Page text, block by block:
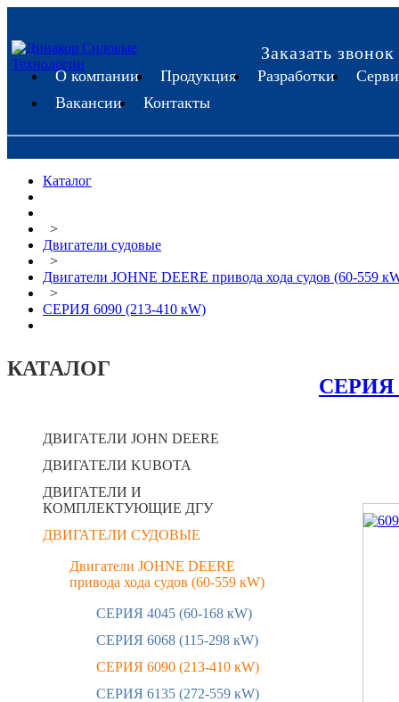
Заказать звонок
О компании Продукция Разработки
Вакансии
Контакты
Каталог
>
Двигатели судовые
>
Двигатели JOHNE DEERE привода хода судов (60-559
>
CЕРИЯ 6090 (213-410 кW)
КАТАЛОГ
ДВИГАТЕЛИ JOHN DEERE
ДВИГАТЕЛИ KUBOTA
ДВИГАТЕЛИ И
КОМПЛЕКТУЮЩИЕ ДГУ
ДВИГАТЕЛИ СУДОВЫЕ
Двигатели JOHNE DEERE
привода хода судов (60-559 кW)
CЕРИЯ 4045 (60-168 кW)
CЕРИЯ 6068 (115-298 кW)
CЕРИЯ 6090 (213-410 кW)
CЕРИЯ 6135 (272-559 кW)
CЕРИЯ